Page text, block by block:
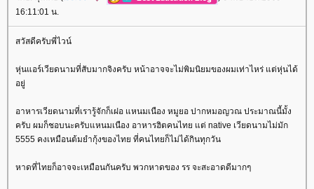
16:11:01 น.
สวัสดีครับพี่ไวน์
หุ่นแอร์เวียดนามที่สับมากจิงครับ หน้าอาจจะไม่พิมนิยมของผมเท่าไหร่ แต่หุ่นได้
อยู่
อาหารเวียดนามที่เรารู้จักก็เฝอ แหนมเนือง หมูยอ ปากหมอญวณ ประมาณนี้มั้ง
ครับ ผมก็ชอบนะครับแหนมเนือง อาหารฮิตคนไทย แต่ native เวียดนามไม่มัก
5555 คงเหมือนต้มยำกุ้งของไทย ที่คนไทยก็ไม่ได้กินทุกวัน
หาดที่ไทยก็อาจจะเหมือนกันครับ พวกหาดของ รร จะสะอาดดีมากๆ